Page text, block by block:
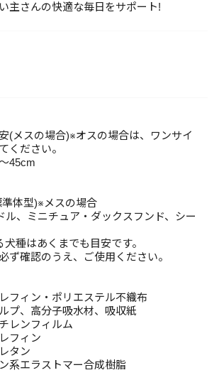
主さんの快適な毎日をサポート!
(メスの場合)※オスの場合は、ワンサイ
ください。
45cm
体型)※メスの場合
ル、ミニチュア・ダックスフンド、シー
種はあくまでも目安です。
ず確認のうえ、ご使用ください。
フィン・ポリエステル不織布
プ、高分子吸水材、吸収紙
レンフィルム
フィン
タン
系エラストマー合成樹脂